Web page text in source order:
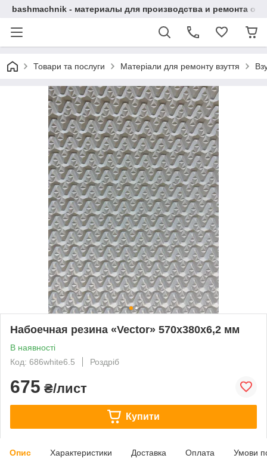
bashmachnik - материалы для производства и ремонта
Товари та послуги Матеріали для ремонту взуття
Набоечная резина «Vector» 570x380x6,2 мм
В наявності
Код: 686white6.5
Роздріб
675 ₴/лист
Купити
Опис Характеристики Доставка Оплата Умови